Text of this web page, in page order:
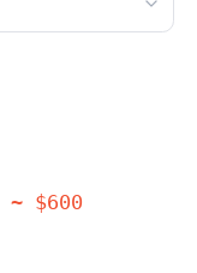
~ $600